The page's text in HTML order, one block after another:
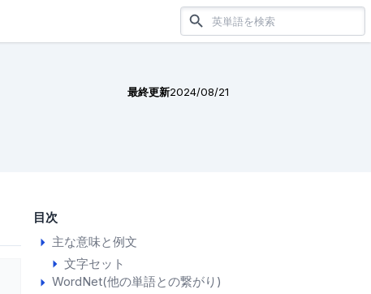
最終更新2024/08/21
目次
主な意味と例文
文字セット
WordNet(他の単語との繋がり)